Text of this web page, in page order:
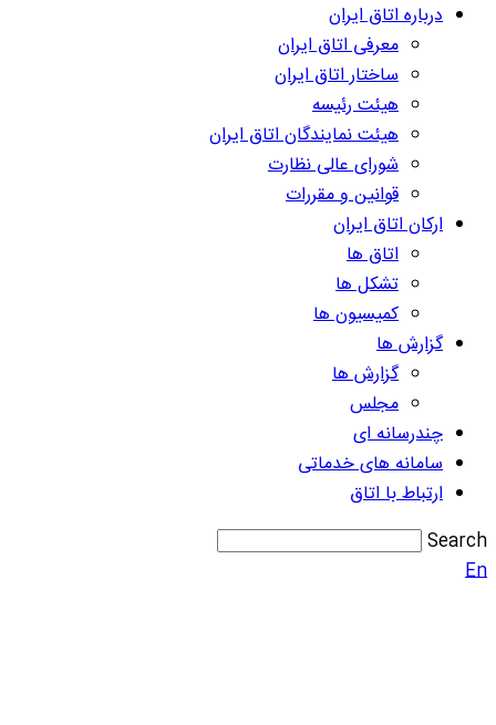
درباره اتاق ایران
معرفی اتاق ایران
ساختار اتاق ایران
هیئت رئیسه
هیئت نمایندگان اتاق ایران
شورای عالی نظارت
قوانین و مقررات
ارکان اتاق ایران
اتاق ها
تشکل ها
کمیسیون ها
گزارش ها
گزارش ها
مجلس
چندرسانه ای
سامانه های خدماتی
ارتباط با اتاق
Search
En